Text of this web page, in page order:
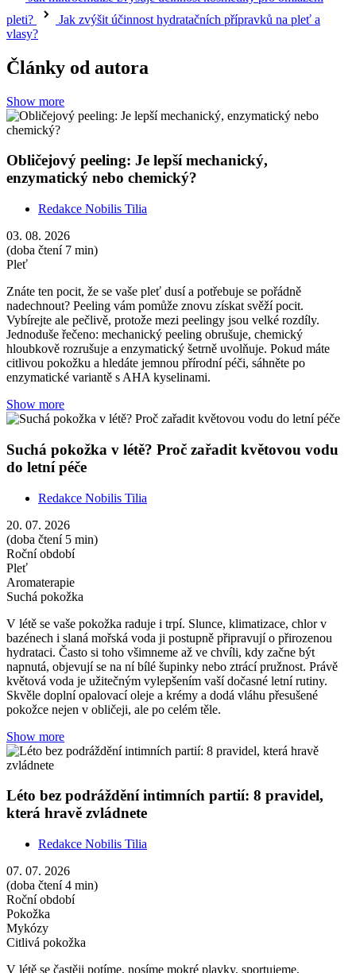
pleti?
Jak zvýšit účinnost hydratačních přípravků na pleť a
vlasy?
Články od autora
Show more
Obličejový peeling: Je lepší mechanický,
enzymatický nebo chemický?
Redakce Nobilis Tilia
03. 08. 2026
(doba čtení 7 min)
Pleť
Znáte ten pocit, že se vaše pleť dusí a potřebuje se pořádně
nadechnout? Peeling vám pomůže znovu získat svěží pocit.
Vybírejte ale pečlivě, protože mezi peelingy jsou velké rozdíly.
Jednoduše řečeno: mechanický peeling obrušuje, chemický
hloubkově rozrušuje a enzymatický šetrně uvolňuje. Pokud máte
citlivou pokožku a hledáte jemnou přírodní péči, sáhněte po
enzymatické variantě s AHA kyselinami.
Show more
Suchá pokožka v létě? Proč zařadit květovou vodu
do letní péče
Redakce Nobilis Tilia
20. 07. 2026
(doba čtení 5 min)
Roční období
Pleť
Aromaterapie
Suchá pokožka
V létě se vaše pokožka raduje i trpí. Slunce, klimatizace, chlor v
bazénech i slaná mořská voda ji postupně připravují o přirozenou
hydrataci. Často si toho všimneme až ve chvíli, kdy začne být
napnutá, objevují se na ní bílé šupinky nebo ztrácí pružnost. Právě
květová voda je užitečným vylepšením vaší dočasné letní rutiny.
Skvěle doplní opalovací oleje a krémy a dodá vláhu přesušené
pokožce nejen v obličeji, ale po celém těle.
Show more
Léto bez podráždění intimních partií: 8 pravidel,
která hravě zvládnete
Redakce Nobilis Tilia
07. 07. 2026
(doba čtení 4 min)
Roční období
Pokožka
Mykózy
Citlivá pokožka
V létě se častěji potíme, nosíme mokré plavky, sportujeme,